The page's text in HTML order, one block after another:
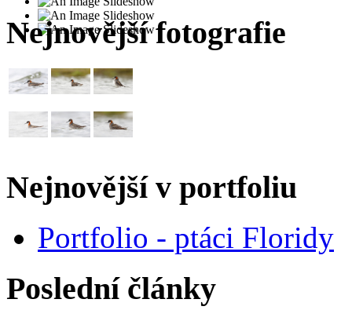
Nejnovější fotografie
Nejnovější v portfoliu
Portfolio - ptáci Floridy
Poslední články